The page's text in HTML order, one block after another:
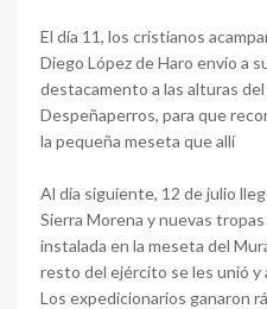
El día 11, los cristianos
Diego López de Haro envío a
destacamento a las alturas
Despeñaperros, para que
la pequeña meseta que allí
Al día siguiente, 12 de julio
Sierra Morena y nuevas
instalada en la meseta del
resto del ejército se les unió y
Los expedicionarios ganaron